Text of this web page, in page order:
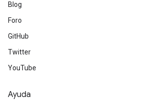
Blog
Foro
GitHub
Twitter
YouTube
Ayuda